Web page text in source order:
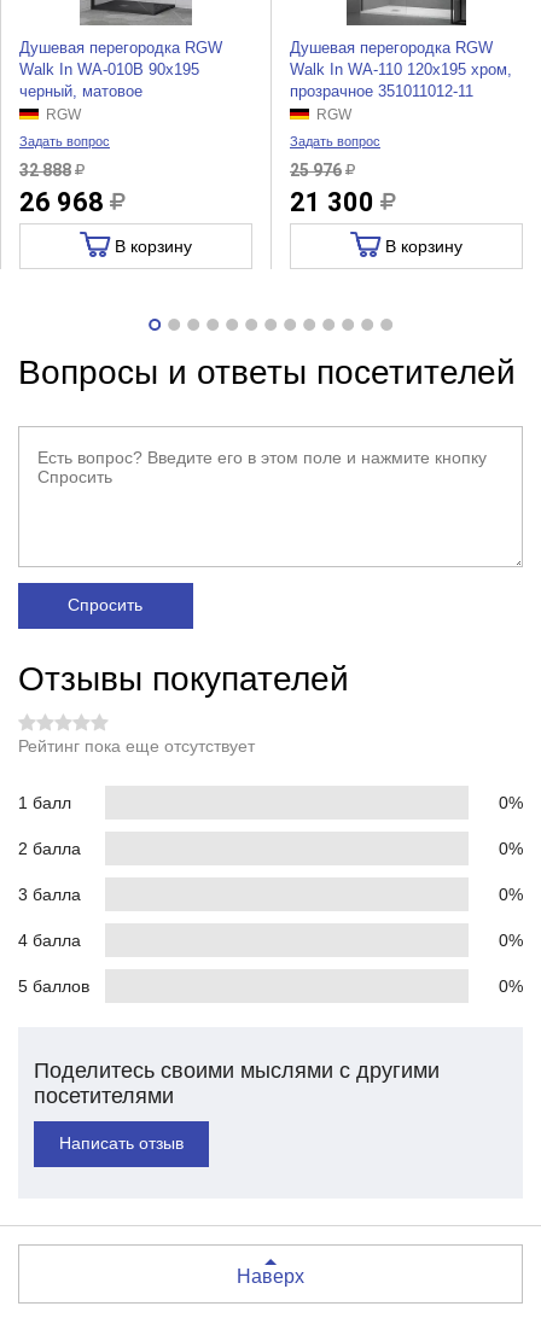
Душевая перегородка RGW
Walk In WA-010B 90x195
черный, матовое
RGW
Задать вопрос
32 888
26 968
В корзину
Душевая перегородка RGW
Walk In WA-110 120x195 хром,
прозрачное 351011012-11
RGW
Задать вопрос
25 976
21 300
В корзину
Вопросы и ответы посетителей
Спросить
Отзывы покупателей
Рейтинг пока еще отсутствует
1 балл 0%
2 балла 0%
3 балла 0%
4 балла 0%
5 баллов 0%
Поделитесь своими мыслями с другими
посетителями
Написать отзыв
Наверх